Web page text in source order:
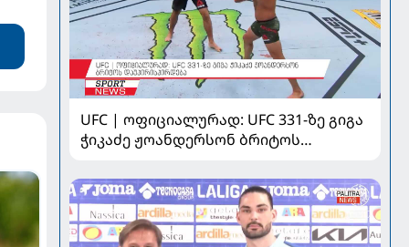
UFC | ოფიციალურად: UFC 331-ზე გიგა
ჭიკაძე ჟოანდერსონ ბრიტოს